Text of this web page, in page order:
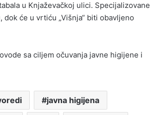
u Knjaževačkoj ulici. Specijalizovane
će u vrtiću „Višnja“ biti obavljeno
sa ciljem očuvanja javne higijene i
javna higijena